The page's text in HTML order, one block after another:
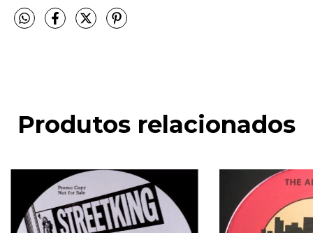
Produtos relacionados